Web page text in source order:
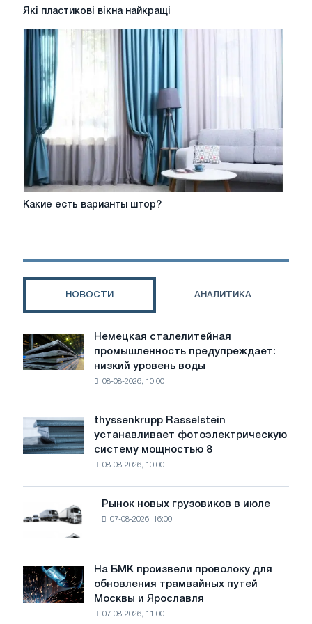
Які
вікна
Які пластикові вікна найкращі
Какие
Какие есть варианты штор?
НОВОСТИ АНАЛИТИКА
Немецкая
сталелитейная
промышленность
предупреждает:
воды
угрожает
безопасности
Немецкая сталелитейная
промышленность предупреждает:
низкий уровень воды
08-08-2026, 10:00
thyssenkrupp
Rasselstein
устанавливает
фотоэлектрическую
достижения
целей
обезуглероживания
thyssenkrupp Rasselstein
устанавливает фотоэлектрическую
систему мощностью 8
08-08-2026, 10:00
Рынок
новых
грузовиков
в
июле
Рынок новых грузовиков в июле
07-08-2026, 16:00
На
БМК
произвели
На БМК произвели проволоку для
обновления трамвайных путей
Москвы и Ярославля
07-08-2026, 11:00